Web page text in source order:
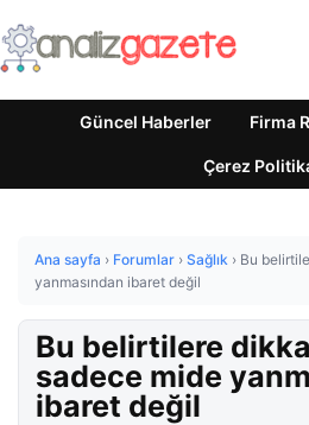
Güncel Haberler Firma
Çerez
Ana sayfa › Forumlar › Sağlık › Bu
yanmasından ibaret değil
Bu belirtilere
sadece mide
ibaret değil